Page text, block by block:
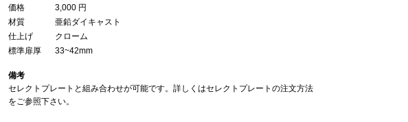
価格
3,000 円
材質
亜鉛ダイキャスト
仕上げ
クローム
標準扉厚
33~42mm
備考
セレクトプレートと組み合わせが可能です。詳しくはセレクトプレートの注文方法
をご参照下さい。